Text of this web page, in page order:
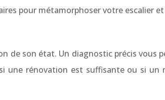
pour métamorphoser votre escalier
de son état. Un diagnostic précis vous
une rénovation est suffisante ou si